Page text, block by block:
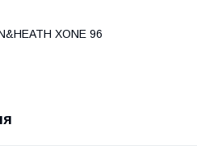
XONE 96